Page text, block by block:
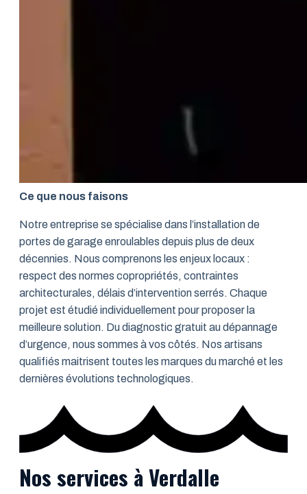
Ce que nous faisons
Notre entreprise se spécialise dans l’installation de
portes de garage enroulables depuis plus de deux
décennies. Nous comprenons les enjeux locaux :
respect des normes copropriétés, contraintes
architecturales, délais d’intervention serrés. Chaque
projet est étudié individuellement pour proposer la
meilleure solution. Du diagnostic gratuit au dépannage
d’urgence, nous sommes à vos côtés. Nos artisans
qualifiés maitrisent toutes les marques du marché et les
dernières évolutions technologiques.
Nos services à Verdalle